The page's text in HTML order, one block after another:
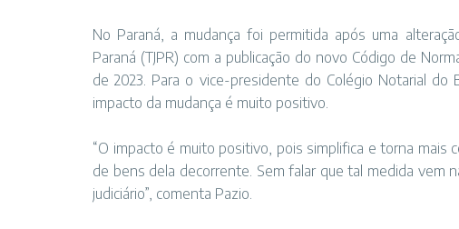
No Paraná, a mudança foi permitida após uma
Paraná (TJPR) com a publicação do novo Código de
de 2023. Para o vice-presidente do Colégio Notarial do
impacto da mudança é muito positivo.
“O impacto é muito positivo, pois simplifica e torna mais
de bens dela decorrente. Sem falar que tal medida vem
judiciário”, comenta Pazio.